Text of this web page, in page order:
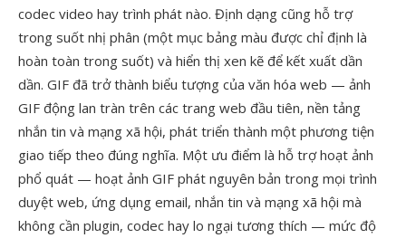
codec video hay trình phát nào. Định dạng cũng hỗ trợ
trong suốt nhị phân (một mục bảng màu được chỉ định là
hoàn toàn trong suốt) và hiển thị xen kẽ để kết xuất dần
dần. GIF đã trở thành biểu tượng của văn hóa web — ảnh
GIF động lan tràn trên các trang web đầu tiên, nền tảng
nhắn tin và mạng xã hội, phát triển thành một phương tiện
giao tiếp theo đúng nghĩa. Một ưu điểm là hỗ trợ hoạt ảnh
phổ quát — hoạt ảnh GIF phát nguyên bản trong mọi trình
duyệt web, ứng dụng email, nhắn tin và mạng xã hội mà
không cần plugin, codec hay lo ngại tương thích — mức độ